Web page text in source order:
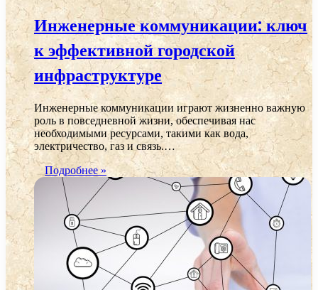
Инженерные коммуникации: ключ
к эффективной городской
инфраструктуре
Инженерные коммуникации играют жизненно важную
роль в повседневной жизни, обеспечивая нас
необходимыми ресурсами, такими как вода,
электричество, газ и связь.…
Подробнее »